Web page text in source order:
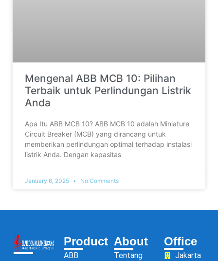
Mengenal ABB MCB 10: Pilihan
Terbaik untuk Perlindungan Listrik
Anda
Apa Itu ABB MCB 10? ABB MCB 10 adalah Miniature
Circuit Breaker (MCB) yang dirancang untuk
memberikan perlindungan optimal terhadap instalasi
listrik Anda. Dengan kapasitas
January 6, 2025 No Comments
Product
ABB
About
Tentang
Office
Jakarta